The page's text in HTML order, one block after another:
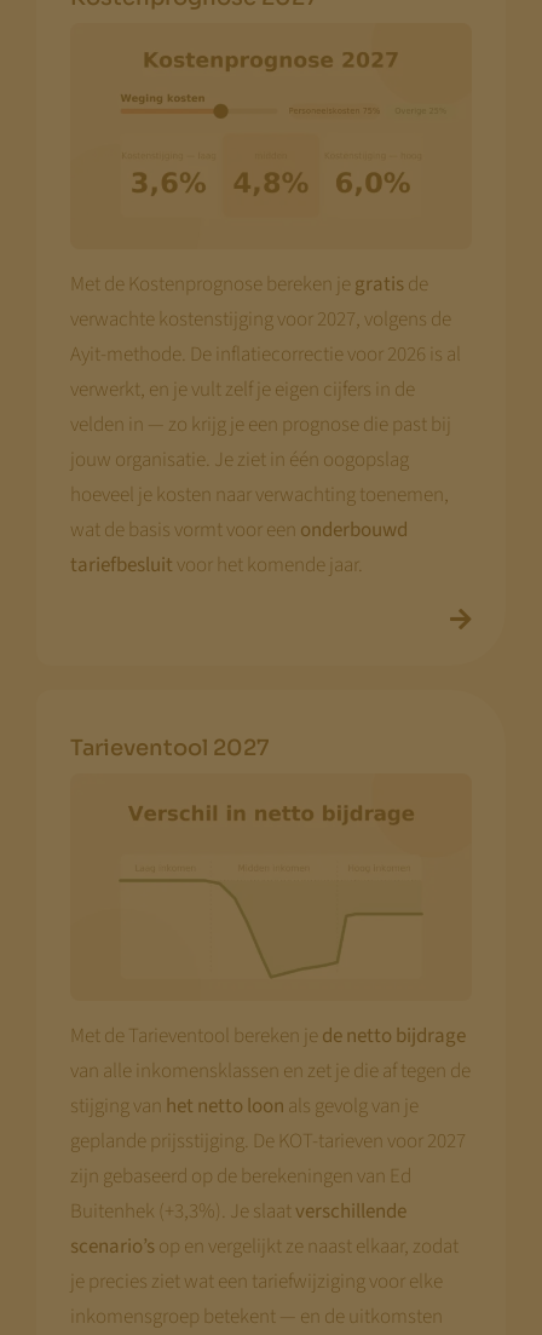
Met de Kostenprognose bereken jegratisde
verwachte kostenstijging voor 2027, volgens de
Ayit-methode. De inflatiecorrectie voor 2026 is al
verwerkt, en je vult zelf je eigen cijfers in de
velden in — zo krijg je een prognose die past bij
jouw organisatie. Je ziet in één oogopslag
hoeveel je kosten naar verwachting toenemen,
wat de basis vormt voor een onderbouwd
tariefbesluitvoor het komende jaar.
Tarieventool 2027
Met de Tarieventool bereken jede netto bijdrage
van alle inkomensklassen en zet je die af tegen de
stijging van het netto loon als gevolg van je
geplande prijsstijging. De KOT-tarieven voor 2027
zijn gebaseerd op de berekeningen van Ed
Buitenhek (+3,3%). Je slaatverschillende
scenario’sop en vergelijkt ze naast elkaar, zodat
je precies ziet wat een tariefwijziging voor elke
inkomensgroep betekent — en de uitkomsten